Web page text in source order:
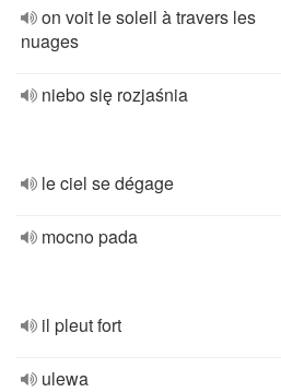
on voit le soleil à travers les
nuages
niebo się rozjaśnia
le ciel se dégage
mocno pada
il pleut fort
ulewa